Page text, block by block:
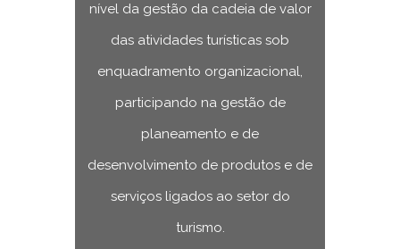
nível da gestão da cadeia de valor
das atividades turísticas sob
enquadramento organizacional,
participando na gestão de
planeamento e de
desenvolvimento de produtos e de
serviços ligados ao setor do
turismo.